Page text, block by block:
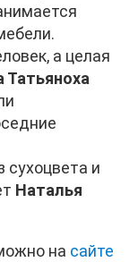
а целая
Татьяноха
сухоцвета и
Наталья
на сайте